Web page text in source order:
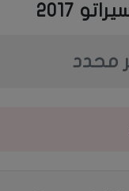
محدد